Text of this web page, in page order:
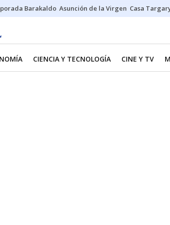
Barakaldo Asunción de la Virgen Casa
CIENCIA Y TECNOLOGÍA CINE Y TV